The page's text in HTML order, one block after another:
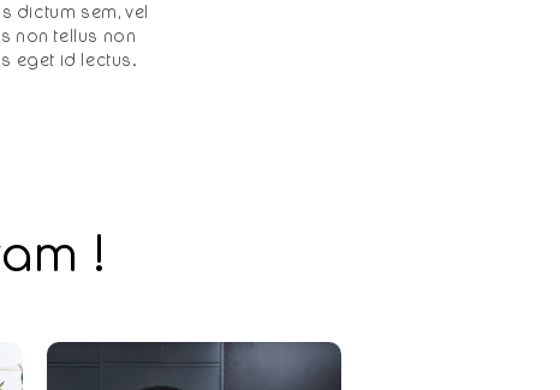
dictum sem, vel
non tellus non
eget id lectus.
!